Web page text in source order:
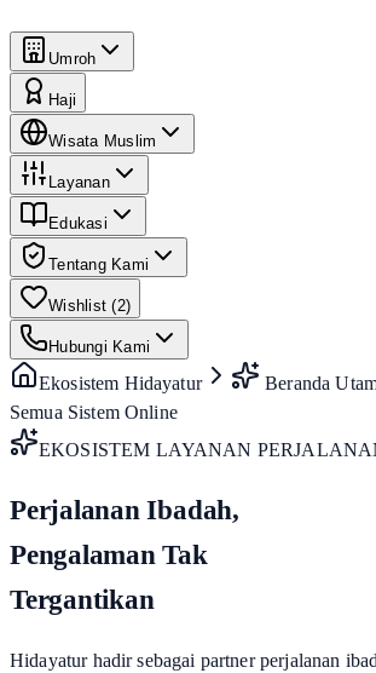
Umroh
Haji
Wisata Muslim
Layanan
Edukasi
Tentang Kami
Wishlist (2)
Hubungi Kami
Ekosistem Hidayatur
Beranda
Semua Sistem Online
EKOSISTEM LAYANAN
Perjalanan Ibadah,
Pengalaman Tak
Tergantikan
Hidayatur hadir sebagai partner perjalanan